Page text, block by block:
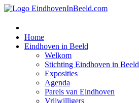
Home
Eindhoven in Beeld
Welkom
Stichting Eindhoven in Beeld
Exposities
Agenda
Parels van Eindhoven
Vrijwilligers